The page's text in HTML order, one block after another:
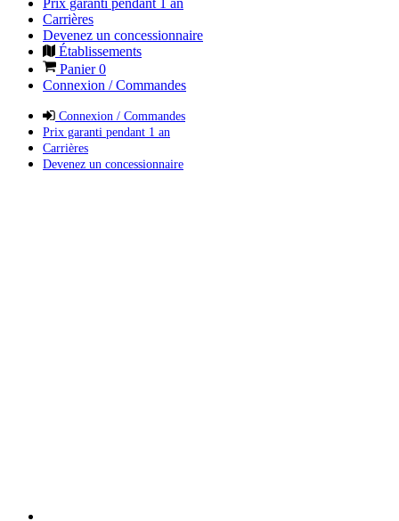
Prix garanti pendant 1 an
Carrières
Devenez un concessionnaire
Établissements
Panier0
Connexion / Commandes
Connexion / Commandes
Prix garanti pendant 1 an
Carrières
Devenez un concessionnaire